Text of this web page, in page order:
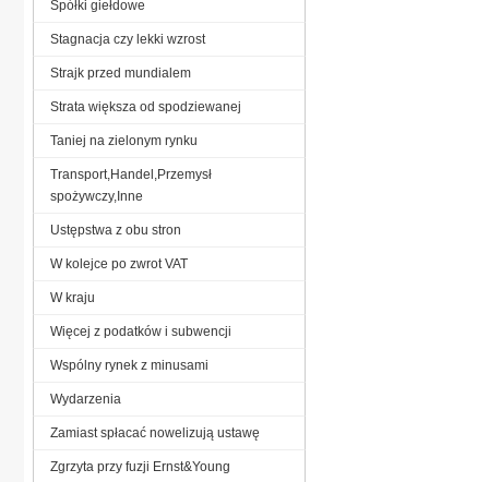
Spółki giełdowe
Stagnacja czy lekki wzrost
Strajk przed mundialem
Strata większa od spodziewanej
Taniej na zielonym rynku
Transport,Handel,Przemysł
spożywczy,Inne
Ustępstwa z obu stron
W kolejce po zwrot VAT
W kraju
Więcej z podatków i subwencji
Wspólny rynek z minusami
Wydarzenia
Zamiast spłacać nowelizują ustawę
Zgrzyta przy fuzji Ernst&Young